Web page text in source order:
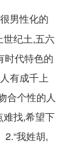
男性化的
纪土,五六
时代特色的
有成千上
合个性的人
找,希望下
我姓胡,